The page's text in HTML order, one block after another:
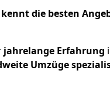
die besten
jahrelange Erfahrung
Umzüge